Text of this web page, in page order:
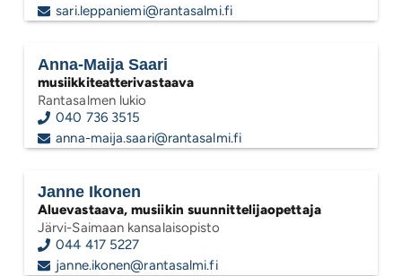
sari.leppaniemi@rantasalmi.fi
Anna-Maija Saari
musiikkiteatterivastaava
Rantasalmen lukio
040 736 3515
anna-maija.saari@rantasalmi.fi
Janne Ikonen
Aluevastaava, musiikin suunnittelijaopettaja
Järvi-Saimaan kansalaisopisto
044 417 5227
janne.ikonen@rantasalmi.fi